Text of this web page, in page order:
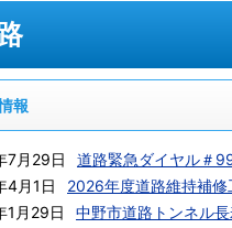
報
7月29日 道路緊急ダイヤル＃
4月1日
2026年度道路維持補
1月29日
中野市道路トンネル